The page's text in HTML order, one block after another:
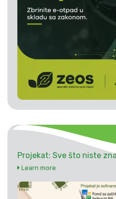
Projekat: Sve što niste
Learn more